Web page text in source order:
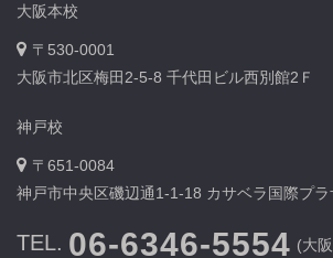
大阪本校
〒530-0001
大阪市北区梅田2-5-8 千代田ビル西別館2Ｆ
神戸校
〒651-0084
神戸市中央区磯辺通1-1-18 カサベラ国際プ
TEL. 06-6346-5554 (大